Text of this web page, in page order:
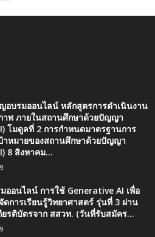
อบรมออนไลน์ หลักสูตรการดำเนินงาน
พ ภายในสถานศึกษาด้วยปัญญา
โมดูลที่ 2 การกำหนดมาตรฐานการ
าหมายของสถานศึกษาด้วยปัญญา
8 สิงหาคม...
ออนไลน์ การใช้ Generative AI เพื่อ
ดการเรียนรู้วิทยาศาสตร์ รุ่นที่ 3 ผ่าน
รติบัตรจาก สสวท. (วันที่รับสมัคร...